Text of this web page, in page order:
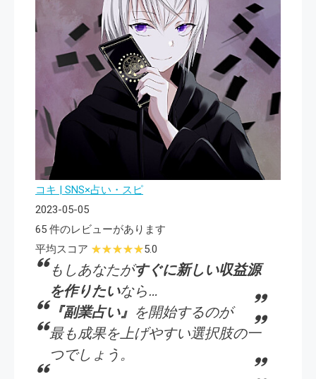
コキ | SNS×占い・スピ
2023-05-05
65 件のレビューがあります
平均スコア
5.0
もしあなたがすぐに新しい収益源
を作りたいなら…
『副業占い』 を開始するのが
最も成果を上げやすい選択肢の一
つでしょう。